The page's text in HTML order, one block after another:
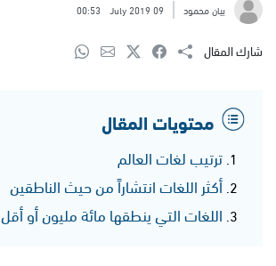
بيان محمود 09 July 2019
00:53
شارك المقال
محتويات المقال
ترتيب لغات العالم
أكثر اللغات انتشاراً من حيث الناطقين
اللغات التي ينطقها مائة مليون أو أقل